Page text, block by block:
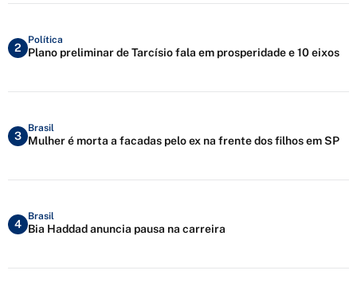
2
Política
Plano preliminar de Tarcísio fala em prosperidade e 10 eixos
3
Brasil
Mulher é morta a facadas pelo ex na frente dos filhos em SP
4
Brasil
Bia Haddad anuncia pausa na carreira